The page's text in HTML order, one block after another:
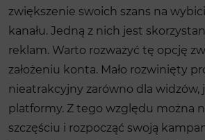
zwiększenie swoich szans na
kanału. Jedną z nich jest
reklam. Warto rozważyć tę opcję
założeniu konta. Mało rozwinięty
nieatrakcyjny zarówno dla
platformy. Z tego względu można
szczęściu i rozpocząć swoją